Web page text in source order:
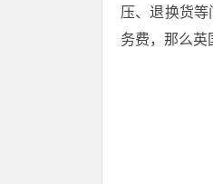
压、退换货
务费，那么英